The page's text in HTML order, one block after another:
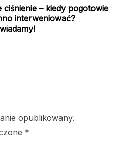
ciśnienie – kiedy pogotowie
interweniować?
opublikowany.
*